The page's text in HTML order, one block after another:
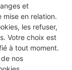
et
en relation.
les refuser,
Votre choix est
à tout moment.
nos